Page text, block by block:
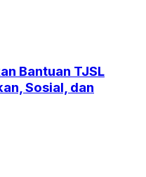
Bantuan TJSL
Sosial, dan